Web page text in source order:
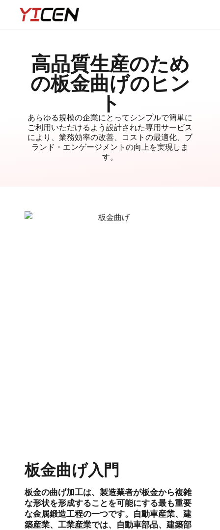
高品質生産のため
の板金曲げのヒン
ト
あらゆる規模の企業にとってシンプルで簡単に
ご利用いただけるよう設計された専用サービス
により、業務効率の改善、コストの最適化、ブ
ランド・エンゲージメントの向上を実現しま
す。
板金曲げ入門
板金の曲げ加工は、製造業者が板金から複雑
な形状を形成することを可能にする最も重要
な金属鍛造工程の一つです。自動車産業、建
築産業、工業産業では、自動車部品、建築部